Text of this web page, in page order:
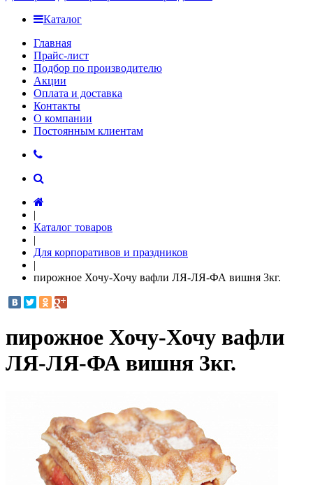
Каталог
Главная
Прайс-лист
Подбор по производителю
Акции
Оплата и доставка
Контакты
О компании
Постоянным клиентам
|
Каталог товаров
|
Для корпоративов и праздников
|
пирожное Хочу-Хочу вафли ЛЯ-ЛЯ-ФА вишня 3кг.
пирожное Хочу-Хочу вафли
ЛЯ-ЛЯ-ФА вишня 3кг.